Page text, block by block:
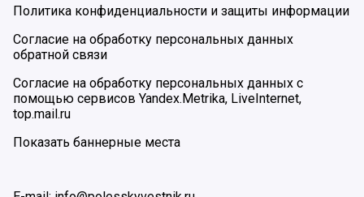
Политика конфиденциальности и защиты информации
Согласие на обработку персональных данных
обратной связи
Согласие на обработку персональных данных с
помощью сервисов Yandex.Metrika, LiveInternet,
top.mail.ru
Показать баннерные места